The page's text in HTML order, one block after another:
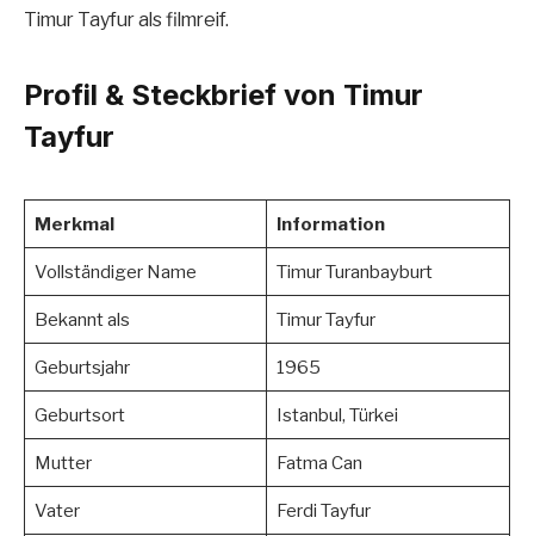
Timur Tayfur als filmreif.
Profil & Steckbrief von Timur
Tayfur
Merkmal Information
Vollständiger Name Timur Turanbayburt
Bekannt als Timur Tayfur
Geburtsjahr 1965
Geburtsort Istanbul, Türkei
Mutter Fatma Can
Vater Ferdi Tayfur